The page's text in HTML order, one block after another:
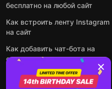
бесплатно на любой сайт
Как встроить ленту Instagram
на сайт
Как добавить чат-бота на
основе искусственного
интеллекта на свой сайт
Посмотреть все посты